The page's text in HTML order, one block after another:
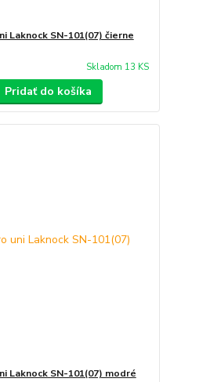
Laknock SN-101(07) čierne
Skladom 13 KS
Pridať do košíka
Laknock SN-101(07) modré